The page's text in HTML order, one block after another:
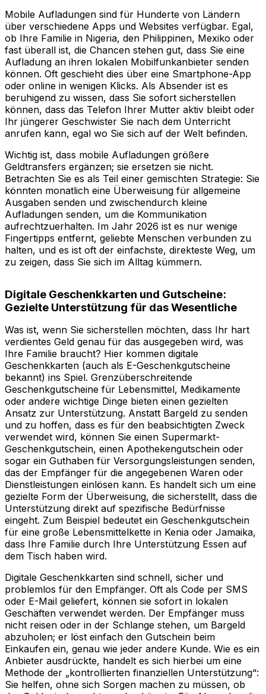
Mobile Aufladungen sind für Hunderte von Ländern
über verschiedene Apps und Websites verfügbar. Egal,
ob Ihre Familie in Nigeria, den Philippinen, Mexiko oder
fast überall ist, die Chancen stehen gut, dass Sie eine
Aufladung an ihren lokalen Mobilfunkanbieter senden
können. Oft geschieht dies über eine Smartphone-App
oder online in wenigen Klicks. Als Absender ist es
beruhigend zu wissen, dass Sie sofort sicherstellen
können, dass das Telefon Ihrer Mutter aktiv bleibt oder
Ihr jüngerer Geschwister Sie nach dem Unterricht
anrufen kann, egal wo Sie sich auf der Welt befinden.
Wichtig ist, dass mobile Aufladungen größere
Geldtransfers ergänzen; sie ersetzen sie nicht.
Betrachten Sie es als Teil einer gemischten Strategie: Sie
könnten monatlich eine Überweisung für allgemeine
Ausgaben senden und zwischendurch kleine
Aufladungen senden, um die Kommunikation
aufrechtzuerhalten. Im Jahr 2026 ist es nur wenige
Fingertipps entfernt, geliebte Menschen verbunden zu
halten, und es ist oft der einfachste, direkteste Weg, um
zu zeigen, dass Sie sich im Alltag kümmern.
Digitale Geschenkkarten und Gutscheine:
Gezielte Unterstützung für das Wesentliche
Was ist, wenn Sie sicherstellen möchten, dass Ihr hart
verdientes Geld genau für das ausgegeben wird, was
Ihre Familie braucht? Hier kommen digitale
Geschenkkarten (auch als E-Geschenkgutscheine
bekannt) ins Spiel. Grenzüberschreitende
Geschenkgutscheine für Lebensmittel, Medikamente
oder andere wichtige Dinge bieten einen gezielten
Ansatz zur Unterstützung. Anstatt Bargeld zu senden
und zu hoffen, dass es für den beabsichtigten Zweck
verwendet wird, können Sie einen Supermarkt-
Geschenkgutschein, einen Apothekengutschein oder
sogar ein Guthaben für Versorgungsleistungen senden,
das der Empfänger für die angegebenen Waren oder
Dienstleistungen einlösen kann. Es handelt sich um eine
gezielte Form der Überweisung, die sicherstellt, dass die
Unterstützung direkt auf spezifische Bedürfnisse
eingeht. Zum Beispiel bedeutet ein Geschenkgutschein
für eine große Lebensmittelkette in Kenia oder Jamaika,
dass Ihre Familie durch Ihre Unterstützung Essen auf
dem Tisch haben wird.
Digitale Geschenkkarten sind schnell, sicher und
problemlos für den Empfänger. Oft als Code per SMS
oder E-Mail geliefert, können sie sofort in lokalen
Geschäften verwendet werden. Der Empfänger muss
nicht reisen oder in der Schlange stehen, um Bargeld
abzuholen; er löst einfach den Gutschein beim
Einkaufen ein, genau wie jeder andere Kunde. Wie es ein
Anbieter ausdrückte, handelt es sich hierbei um eine
Methode der „kontrollierten finanziellen Unterstützung“:
Sie helfen, ohne sich Sorgen machen zu müssen, ob